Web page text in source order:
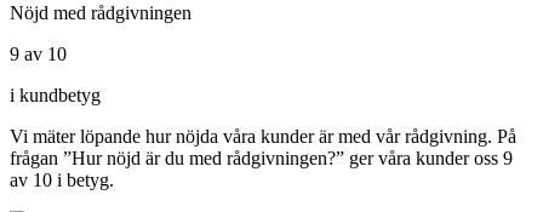
Nöjd med rådgivningen
9 av 10
i kundbetyg
Vi mäter löpande hur nöjda våra kunder är med vår rådgivning. På
frågan ”Hur nöjd är du med rådgivningen?” ger våra kunder oss 9
av 10 i betyg.